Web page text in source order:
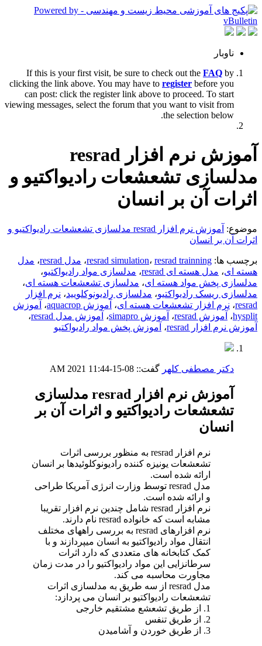
ناوبار
If this is your first visit, be sure to check out the FAQ by
clicking the link above. You may have to register before you
can post: click the register link above to proceed. To start
viewing messages, select the forum that you want to visit from
the selection below.
آموزش نرم افزار resrad
مدلسازی تشعشعات رادیواکتیو و
اثرات آن بر انسان
موضوع:
آموزش نرم افزار resrad مدلسازی تشعشعات رادیواکتیو و
اثرات آن بر انسان
برچسب ها: resrad simulation، resrad trainning ، مدل resrad ، مدل
هسته ای، مدل هسته ای resrad ، مدلسازی مواد رادیواکتیو،
مدلسازی پخش مواد هسته ای، مدلسازی تشعشعات هسته ای،
مدلسازی ریسک رادیواکتیو، مدلسازی رادیونوکلویید، نرم افزار
resrad، نرم افزار تشعشعات هسته ای، آموزش aquacrop ، آموزش
hysplit، آموزش resrad ، آموزش simapro ، آموزش مدل resrad
،
آموزش نرم افزار resrad
، آموزش پخش مواد رادیواکتیو
دکتر مصطفی کلهر گفت:: 08-15-2021
11:44 AM
آموزش نرم افزار resrad مدلسازی
تشعشعات رادیواکتیو و اثرات آن بر
انسان
نرم افزار resrad به منظور بررسی اثرات
تشعشعات یونیزه کننده رادیونوکلوئیدها بر انسان
ارائه شده است.
مدل resrad توسط وزارت انرژی آمریکا طراحی
و ارائه شده است.
نرم افزار resrad شامل چندین نرم افزار تقریبا
مشابه است که خانواده resrad نام دارند.
نرم افزارهای resrad به بررسی راههای مختلف
انتقال مواد رادیواکتیو به انسان میپردازند و با
کمک کتابخانه های متعددی که دارد اثرات
سرطانزایی این مواد رادیواکتیو را در مدت زمان
مجاورت محاسبه می کند.
مدل resrad از سه طریق به مدلسازی اثرات
تشعشعات رادیواکتیو بر انسان می پردازد:
1. از طریق تشعشع مشتقیم خارجی
2. از طریق تنفس
3. از طریق خوردن و آشامیدن